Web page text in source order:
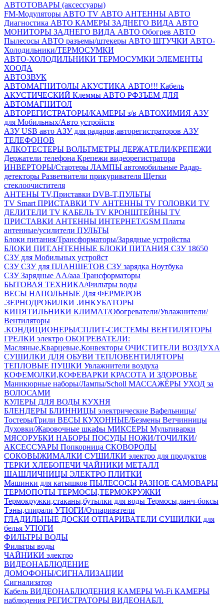
АВТОТОВАРЫ (аксессуары)
FM-Модуляторы АВТО TV АВТО АНТЕННЫ АВТО
Диагностика АВТО КАМЕРЫ ЗАДНЕГО ВИДА АВТО
МОНИТОРЫ ЗАДНЕГО ВИДА АВТО Обогрев АВТО
Пылесосы АВТО разъемы/штекеры АВТО ШТУЧКИ АВТО-
Холодильники/ТЕРМОСУМКИ
АВТО-ХОЛОДИЛЬНИКИ ТЕРМОСУМКИ ЭЛЕМЕНТЫ
ХООДА
АВТОЗВУК
АВТОМАГНИТОЛЫ АКУСТИКА АВТО!!! Кабель
АКУСТИЧЕСКИЙ Клеммы АВТО РФЗЪЕМ ДЛЯ
АВТОМАГНИТОЛ
АВТОРЕГИСТРАТОРЫ/КАМЕРЫ з/в АВТОХИМИЯ АЗУ
для Мобильных/Авто устройств
АЗУ USB авто АЗУ для радаров,авторегистраторов АЗУ
ТЕЛЕФОНОВ
АЛКОТЕСТЕРЫ ВОЛЬТМЕТРЫ ДЕРЖАТЕЛИ/КРЕПЕЖИ
Держатели телефона Крепежи видеорегистратора
ИНВЕРТОРЫ/Стартеры ЛАМПЫ автомобильные Радар-
детекторы Разветвители прикуривателя Щетки
стеклоочистителя
АНТЕНЫ ТV,Приставки DVB-T,ПУЛЬТЫ
TV Smart ПРИСТАВКИ TV АНТЕННЫ TV ГОЛОВКИ TV
ДЕЛИТЕЛИ TV КАБЕЛЬ TV КРОНШТЕЙНЫ TV
ПРИСТАВКИ АНТЕННЫ ИНТЕРНЕТ/GSM Платы
антенные/усилители ПУЛЬТЫ
Блоки питания/Трансформаторы/Зарядные устройства
БЛОКИ ПИТ.АНТЕННЫЕ БЛОКИ ПИТАНИЯ СЗУ 18650
СЗУ для Мобильных устройст
СЗУСЗУ для ПЛАНШЕТОВ СЗУ зарядка Ноутбука
СЗУ Зарядные АА/ааа Трансформаторы
БЫТОВАЯ ТЕХНИКА/Фильтры воды
ВЕСЫ НАПОЛЬНЫЕ Для ФЕРМЕРОВ
.ЗЕРНОДРОБИЛКИ .ИНКУБАТОРЫ
КИПЯТИЛЬНИКИ КЛИМАТ/Обогреватели/Увлажнители/
Вентиляторы
.КОНДИЦИОНЕРЫ/СПЛИТ-СИСТЕМЫ ВЕНТИЛЯТОРЫ
ГРЕЛКИ электро ОБОГРЕВАТЕЛИ:
Масляные,Кварцевые,Конвекторы ОЧИСТИТЕЛИ ВОЗДУХА
СУШИЛКИ ДЛЯ ОБУВИ ТЕПЛОВЕНТИЛЯТОРЫ
ТЕПЛОВЫЕ ПУШКИ Увлажнители воздуха
КОФЕМОЛКИ,КОФЕВАРКИ КРАСОТА И ЗДОРОВЬЕ
Маникюрные наборы/Лампы/Scholl МАССАЖЁРЫ УХОД за
ВОЛОСАМИ
КУЛЕРЫ ДЛЯ ВОДЫ КУХНЯ
БЛЕНДЕРЫ БЛИННИЦЫ электрические Вафельницы/
Тостеры/Грили ВЕСЫ КУХОННЫЕ/Безмены Ветчинницы
Духовки/Жаровочные шкафы МИКСЕРЫ Мультиварки
МЯСОРУБКИ НАБОРЫ ПОСУДЫ НОЖИ/ТОЧИЛКИ/
АКСЕССУАРЫ Попкорница СКОВОРОДЫ
СОКОВЫЖИМАЛКИ СУШИЛКИ электро для продуктов
ТЕРКИ ХЛЕБОПЕЧИ ЧАЙНИКИ МЕТАЛЛ
ШАШЛИЧНИЦЫ ЭЛЕКТРО ПЛИТКИ
Машинки для катышков ПЫЛЕСОСЫ РАЗНОЕ САМОВАРЫ
ТЕРМОПОТЫ ТЕРМОСЫ,ТЕРМОКРУЖКИ
Термокружки,стаканы,бутылки для воды Термосы,ланч-боксы
Тэны,спирали УТЮГИ/Отпариватели
ГЛАДИЛЬНЫЕ ДОСКИ ОТПАРИВАТЕЛИ СУШИЛКИ для
белья УТЮГИ
ФИЛЬТРЫ ВОДЫ
Фильтры воды
ЧАЙНИКИ электро
ВИДЕОНАБЛЮДЕНИЕ
ДОМОФОНЫ/СИГНАЛИЗАЦИИ
Сигнализатор
Кабель ВИДЕОНАБЛЮДЕНИЯ КАМЕРЫ Wi-Fi КАМЕРЫ
наблюдения РЕГИСТРАТОРЫ ВИДЕОНАБЛ.